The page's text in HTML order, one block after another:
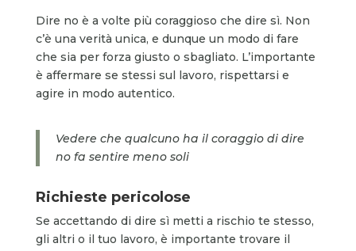
Dire no è a volte più coraggioso che dire sì. Non
c’è una verità unica, e dunque un modo di fare
che sia per forza giusto o sbagliato. L’importante
è affermare se stessi sul lavoro, rispettarsi e
agire in modo autentico.
Vedere che qualcuno ha il coraggio di dire
no fa sentire meno soli
Richieste pericolose
Se accettando di dire sì metti a rischio te stesso,
gli altri o il tuo lavoro, è importante trovare il